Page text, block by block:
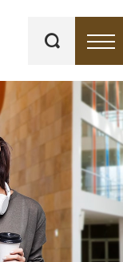
kluczowe